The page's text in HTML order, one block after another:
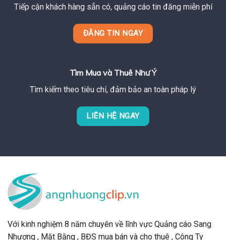
Tiếp cận khách hàng sẵn có, quảng cáo tin đăng miễn phí
ĐĂNG TIN NGAY
Tìm Mua và Thuê Như Ý
Tìm kiếm theo tiêu chí, đảm bảo an toàn pháp lý
LIÊN HỆ NGAY
Với kinh nghiệm 8 năm chuyên về lĩnh vực Quảng cáo Sang
Nhượng , Mặt Bằng , BĐS mua bán và cho thuê , Công Ty